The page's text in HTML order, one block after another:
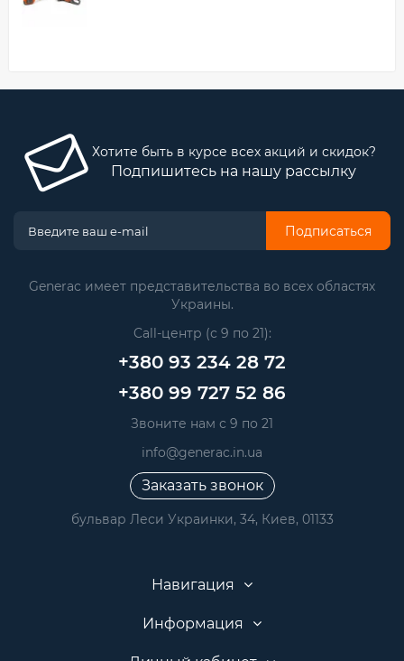
Хотите быть в курсе всех акций и скидок?
Подпишитесь на нашу рассылку
Подписаться
Generac имеет представительства во всех областях
Украины.
Call-центр (с 9 по 21):
+380 93 234 28 72
+380 99 727 52 86
Звоните нам с 9 по 21
info@generac.in.ua
Заказать звонок
бульвар Леси Украинки, 34, Киев, 01133
Навигация
Информация